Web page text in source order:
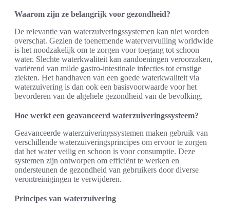
Waarom zijn ze belangrijk voor gezondheid?
De relevantie van waterzuiveringssystemen kan niet worden
overschat. Gezien de toenemende watervervuiling worldwide
is het noodzakelijk om te zorgen voor toegang tot schoon
water. Slechte waterkwaliteit kan aandoeningen veroorzaken,
variërend van milde gastro-intestinale infecties tot ernstige
ziekten. Het handhaven van een goede waterkwaliteit via
waterzuivering is dan ook een basisvoorwaarde voor het
bevorderen van de algehele gezondheid van de bevolking.
Hoe werkt een geavanceerd waterzuiveringssysteem?
Geavanceerde waterzuiveringssystemen maken gebruik van
verschillende waterzuiveringsprincipes om ervoor te zorgen
dat het water veilig en schoon is voor consumptie. Deze
systemen zijn ontworpen om efficiënt te werken en
ondersteunen de gezondheid van gebruikers door diverse
verontreinigingen te verwijderen.
Principes van waterzuivering